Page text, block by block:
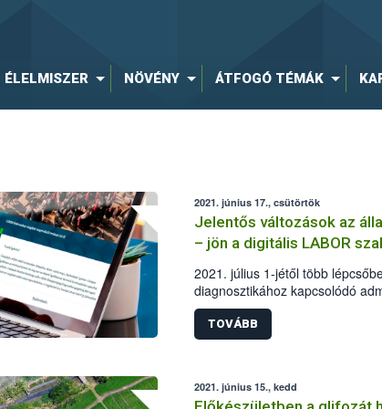
ÉLELMISZER NÖVÉNY ÁTFOGÓ TÉMÁK
2021. június 17., csütörtök
Jelentős változások az
– jön a digitális LABOR
2021. július 1-jétől több
diagnosztikához kapcsolódó
digitális térbe. A változások,
érintenek: az ügyviteli rendszer
egyetemleges
eredményközlést támogatják.
TOVÁBB
2021. június 15., kedd